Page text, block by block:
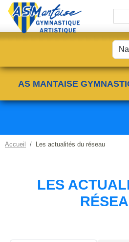
AS MANTAISE
Accueil Les actualités du réseau
LES
Panneau de gestion des cookies